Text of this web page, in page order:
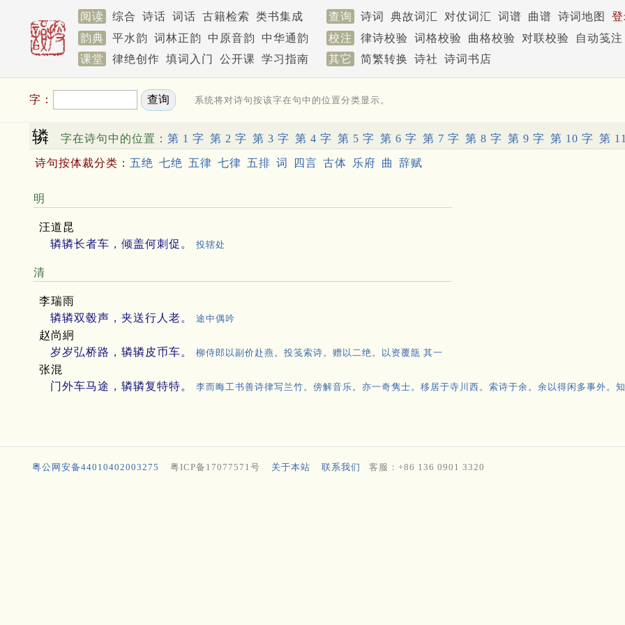
阅读 综合 诗话 词话 古籍检索 类书集成 查询 诗词 典故词汇 对仗词汇 词谱 曲谱 诗词地图
韵典
平水韵 词林正韵 中原音韵 中华通韵 校注 律诗校验 词格校验 曲格校验 对联校验
自动笺注
课堂
律绝创作 填词入门 公开课 学习指南 其它 简繁转换 诗社 诗词书店
字： 系统将对诗句按该字在句中的位置分类显示。
辚 字在诗句中的位置： 第 1 字 第 2 字 第 3 字 第 4 字 第 5 字 第 6 字 第 7 字 第 8 字 第 9 字 第 10 字 第
诗句按体裁分类： 五绝 七绝 五律 七律 五排 词 四言 古体 乐府 曲 辞赋
明
汪道昆
辚辚长者车，倾盖何刺促。
投辖处
清
李瑞雨
辚辚双毂声，夹送行人老。
途中偶吟
赵尚絅
岁岁弘桥路，辚辚皮币车。
柳侍郎以副价赴燕。投笺索诗。赠以二绝。以资覆瓿 其一
张混
门外车马途，辚辚复特特。
李而晦工书善诗律写兰竹。傍解音乐。亦一奇隽士。移居于寺川西。索诗于余。余以得闲多事外。
粤公网安备44010402003275 粤ICP备17077571号 关于本站 联系我们 客服：+86 136 0901 3320